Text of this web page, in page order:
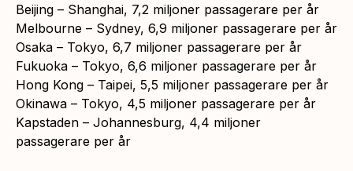
Beijing – Shanghai, 7,2 miljoner passagerare per år
Melbourne – Sydney, 6,9 miljoner passagerare per år
Osaka – Tokyo, 6,7 miljoner passagerare per år
Fukuoka – Tokyo, 6,6 miljoner passagerare per år
Hong Kong – Taipei, 5,5 miljoner passagerare per år
Okinawa – Tokyo, 4,5 miljoner passagerare per år
Kapstaden – Johannesburg, 4,4 miljoner
passagerare per år